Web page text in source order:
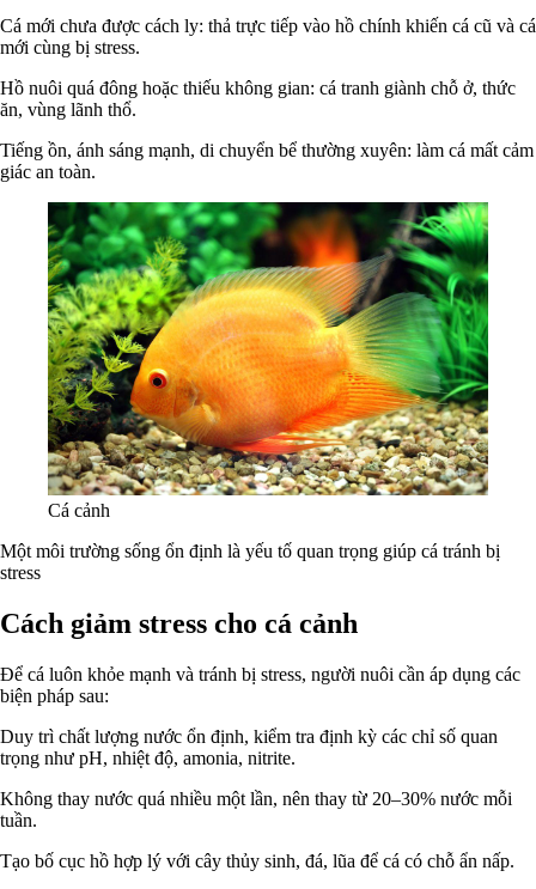
Cá mới chưa được cách ly: thả trực tiếp vào hồ chính khiến cá cũ và cá
mới cùng bị stress.
Hồ nuôi quá đông hoặc thiếu không gian: cá tranh giành chỗ ở, thức
ăn, vùng lãnh thổ.
Tiếng ồn, ánh sáng mạnh, di chuyển bể thường xuyên: làm cá mất cảm
giác an toàn.
Cá cảnh
Một môi trường sống ổn định là yếu tố quan trọng giúp cá tránh bị
stress
Cách giảm stress cho cá cảnh
Để cá luôn khỏe mạnh và tránh bị stress, người nuôi cần áp dụng các
biện pháp sau:
Duy trì chất lượng nước ổn định, kiểm tra định kỳ các chỉ số quan
trọng như pH, nhiệt độ, amonia, nitrite.
Không thay nước quá nhiều một lần, nên thay từ 20–30% nước mỗi
tuần.
Tạo bố cục hồ hợp lý với cây thủy sinh, đá, lũa để cá có chỗ ẩn nấp.